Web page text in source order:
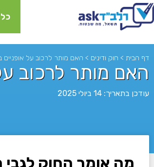
דף הבית > חוק ודינים > האם מותר לרכוב על אופניים
האם מותר לרכוב על
עודכן בתאריך: 14 ביולי 2025
מה אומר החוק לגבי